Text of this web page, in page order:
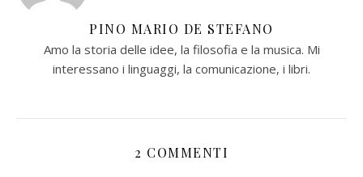
PINO MARIO DE STEFANO
Amo la storia delle idee, la filosofia e la musica. Mi
interessano i linguaggi, la comunicazione, i libri.
2 COMMENTI